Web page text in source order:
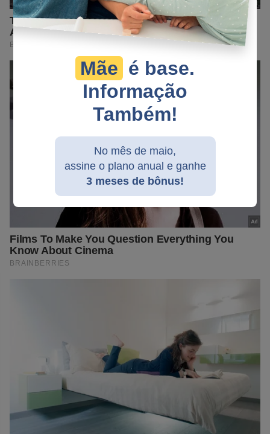
Mãe é base.
Informação
Também!
No mês de maio,
assine o plano anual e ganhe
3 meses de bônus!